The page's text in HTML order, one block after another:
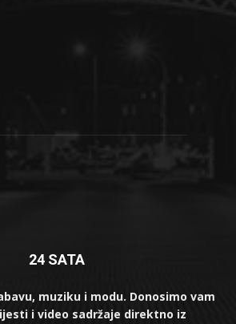
24 SATA
muziku i modu. Donosimo vam
i video sadržaje direktno iz